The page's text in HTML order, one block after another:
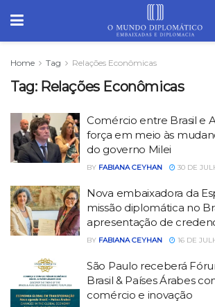
Home Tag Relações Econômicas
Tag: Relações Econômicas
Comércio entre Brasil e
força em meio às
do governo Milei
BY FABIANA CEYHAN 30 DE
Nova embaixadora da
missão diplomática no
apresentação de
BY FABIANA CEYHAN 16 DE
São Paulo receberá
Brasil & Países Árabes
comércio e inovação